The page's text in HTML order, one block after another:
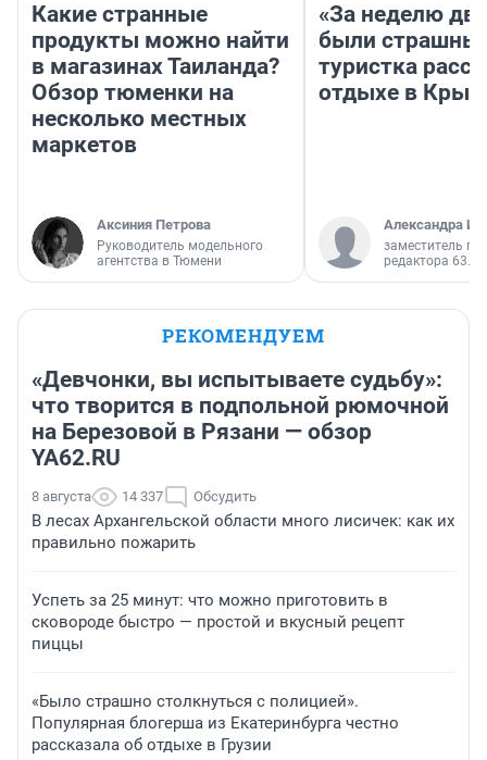
Какие странные
продукты можно найти
в магазинах Таиланда?
Обзор тюменки на
несколько местных
маркетов
Аксиния Петрова
Руководитель модельного
агентства в Тюмени
«За неделю
были
туристка
отдыхе в
Александра
заместитель
редактора 63.RU
РЕКОМЕНДУЕМ
«Девчонки, вы испытываете судьбу»:
что творится в подпольной рюмочной
на Березовой в Рязани — обзор
YA62.RU
8 августа 14 337 Обсудить
В лесах Архангельской области много лисичек: как их
правильно пожарить
Успеть за 25 минут: что можно приготовить в
сковороде быстро — простой и вкусный рецепт
пиццы
«Было страшно столкнуться с полицией».
Популярная блогерша из Екатеринбурга честно
рассказала об отдыхе в Грузии